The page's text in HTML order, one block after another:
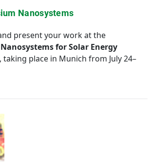
Nanosystems
present your work at the
Nanosystems for Solar Energy
, taking place in Munich from July 24–